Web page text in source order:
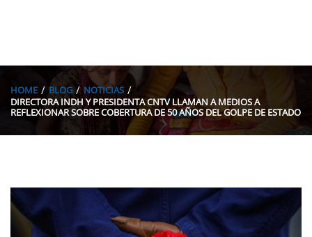
HOME BLOG
NOTICIAS
DIRECTORA INDH Y PRESIDENTA CNTV LLAMAN A MEDIOS A
REFLEXIONAR SOBRE COBERTURA DE 50 AÑOS DEL GOLPE DE ESTADO